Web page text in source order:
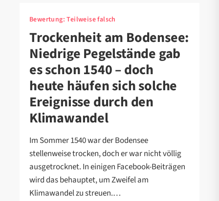
Bewertung:Teilweise falsch
Trockenheit am Bodensee:
Niedrige Pegelstände gab
es schon 1540 – doch
heute häufen sich solche
Ereignisse durch den
Klimawandel
Im Sommer 1540 war der Bodensee
stellenweise trocken, doch er war nicht völlig
ausgetrocknet. In einigen Facebook-Beiträgen
wird das behauptet, um Zweifel am
Klimawandel zu streuen.…